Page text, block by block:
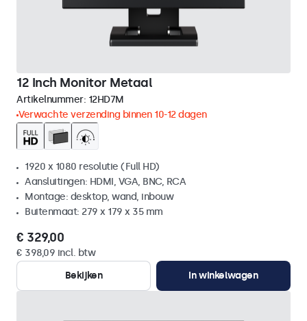
12 Inch Monitor Metaal
Artikelnummer: 12HD7M
Verwachte verzending binnen 10-12 dagen
1920 x 1080 resolutie (Full HD)
Aansluitingen: HDMI, VGA, BNC, RCA
Montage: desktop, wand, inbouw
Buitenmaat: 279 x 179 x 35 mm
€ 329,00
€ 398,09 incl. btw
Bekijken
In winkelwagen